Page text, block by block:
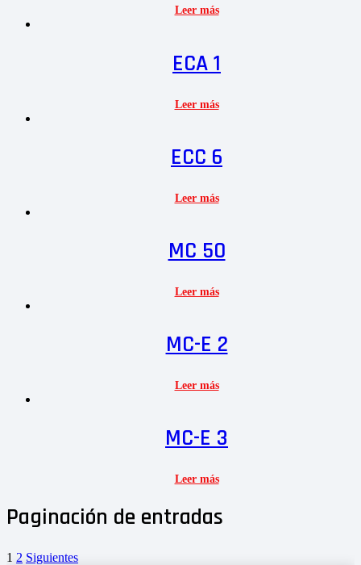
Leer más
ECA 1
Leer más
ECC 6
Leer más
MC 50
Leer más
MC-E 2
Leer más
MC-E 3
Leer más
Paginación de entradas
1 2 Siguientes